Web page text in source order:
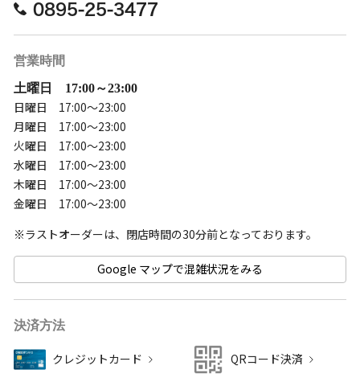
0895-25-3477
営業時間
土曜日 17:00～23:00
日曜日 17:00～23:00
月曜日 17:00～23:00
火曜日 17:00～23:00
水曜日 17:00～23:00
木曜日 17:00～23:00
金曜日 17:00～23:00
Google マップで混雑状況をみる
決済方法
クレジットカード QRコード決済